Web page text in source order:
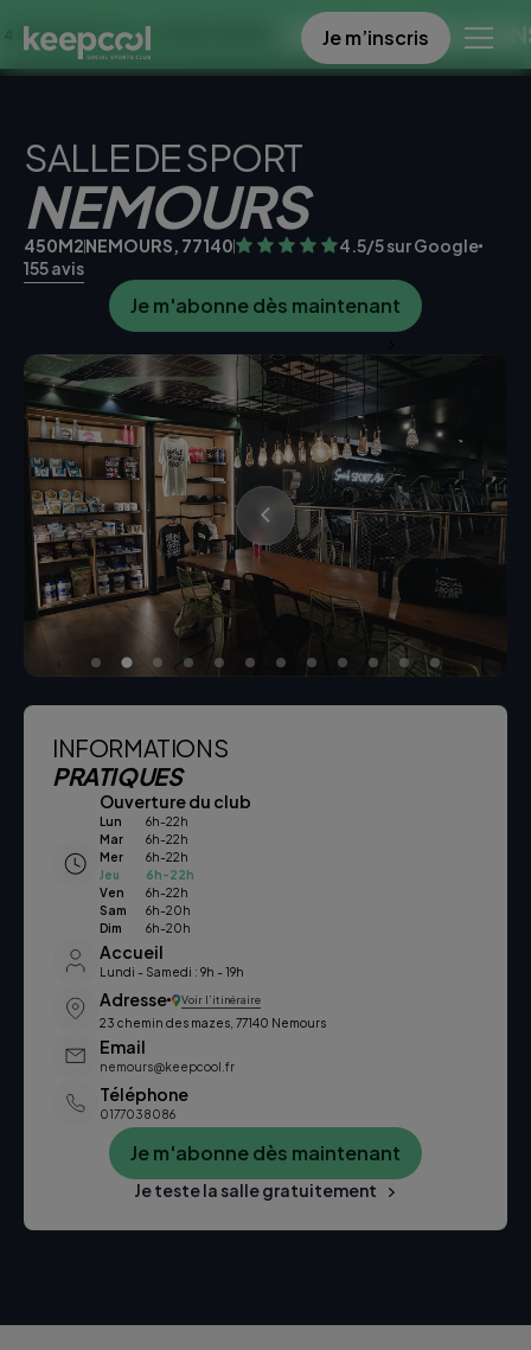
0€ << OFFRE LIMITÉE ☀️ OFFRE SPECIALE DANS CE
Je m’inscris
SALLE DE SPORT
NEMOURS
450M2NEMOURS, 77140
4.5/5 sur Google
155 avis
Je m'abonne dès maintenant
INFORMATIONS
PRATIQUES
Ouverture du club
Lun
6h-22h
Mar
6h-22h
Mer
6h-22h
Jeu
6h-22h
Ven
6h-22h
Sam
6h-20h
Dim
6h-20h
Accueil
Lundi - Samedi : 9h - 19h
Adresse Voir l’itinéraire
23 chemin des mazes, 77140 Nemours
Email
nemours@keepcool.fr
Téléphone
0177038086
Je m'abonne dès maintenant
Je teste la salle gratuitement